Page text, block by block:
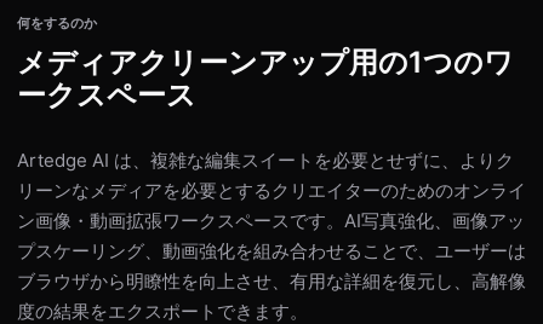
何をするのか
メディアクリーンアップ用の1つのワ
ークスペース
Artedge AI は、複雑な編集スイートを必要とせずに、よりク
リーンなメディアを必要とするクリエイターのためのオンライ
ン画像・動画拡張ワークスペースです。AI写真強化、画像アッ
プスケーリング、動画強化を組み合わせることで、ユーザーは
ブラウザから明瞭性を向上させ、有用な詳細を復元し、高解像
度の結果をエクスポートできます。